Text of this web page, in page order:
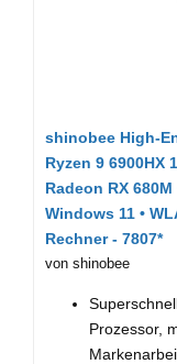
shinobee High-
Ryzen 9 6900HX
Radeon RX 680M
Windows 11 •
Rechner - 7807*
von shinobee
Prozessor,